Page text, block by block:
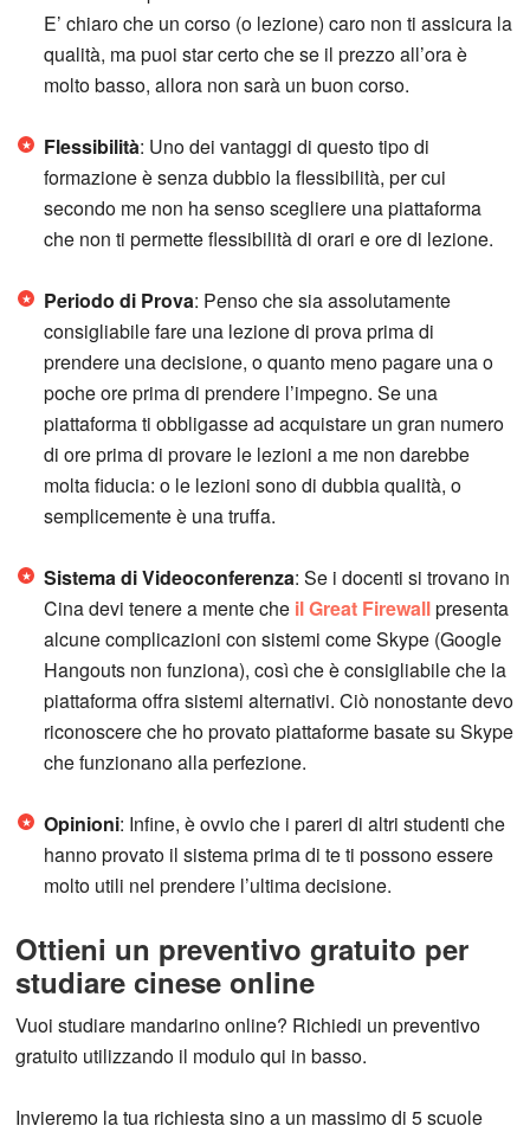
E’ chiaro che un corso (o lezione) caro non ti assicura la
qualità, ma puoi star certo che se il prezzo all’ora è
molto basso, allora non sarà un buon corso.
Flessibilità: Uno dei vantaggi di questo tipo di
formazione è senza dubbio la flessibilità, per cui
secondo me non ha senso scegliere una piattaforma
che non ti permette flessibilità di orari e ore di lezione.
Periodo di Prova: Penso che sia assolutamente
consigliabile fare una lezione di prova prima di
prendere una decisione, o quanto meno pagare una o
poche ore prima di prendere l’impegno. Se una
piattaforma ti obbligasse ad acquistare un gran numero
di ore prima di provare le lezioni a me non darebbe
molta fiducia: o le lezioni sono di dubbia qualità, o
semplicemente è una truffa.
Sistema di Videoconferenza: Se i docenti si trovano in
Cina devi tenere a mente che il Great Firewallpresenta
alcune complicazioni con sistemi come Skype (Google
Hangouts non funziona), così che è consigliabile che la
piattaforma offra sistemi alternativi. Ciò nonostante devo
riconoscere che ho provato piattaforme basate su Skype
che funzionano alla perfezione.
Opinioni: Infine, è ovvio che i pareri di altri studenti che
hanno provato il sistema prima di te ti possono essere
molto utili nel prendere l’ultima decisione.
Ottieni un preventivo gratuito per
studiare cinese online
Vuoi studiare mandarino online? Richiedi un preventivo
gratuito utilizzando il modulo qui in basso.
Invieremo la tua richiesta sino a un massimo di 5 scuole